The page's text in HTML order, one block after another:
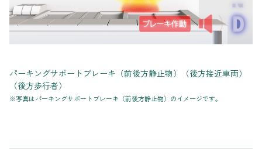
パーキングサポートブレーキ（前後方静止物）（後方接近車両）
（後方歩行者）
※写真はパーキングサポートブレーキ（前後方静止物）のイメージです。